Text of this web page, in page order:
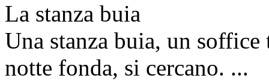
La stanza buia
Una stanza buia, un
notte fonda, si cercano. ...